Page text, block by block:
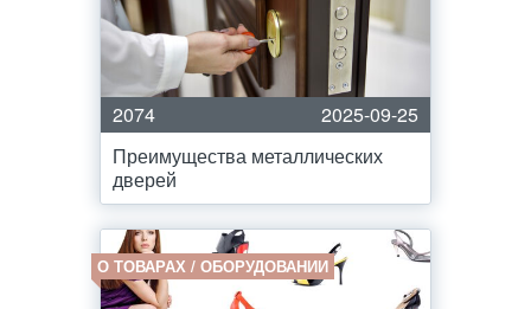
2074
2025-09-25
Преимущества металлических
дверей
О ТОВАРАХ / ОБОРУДОВАНИИ